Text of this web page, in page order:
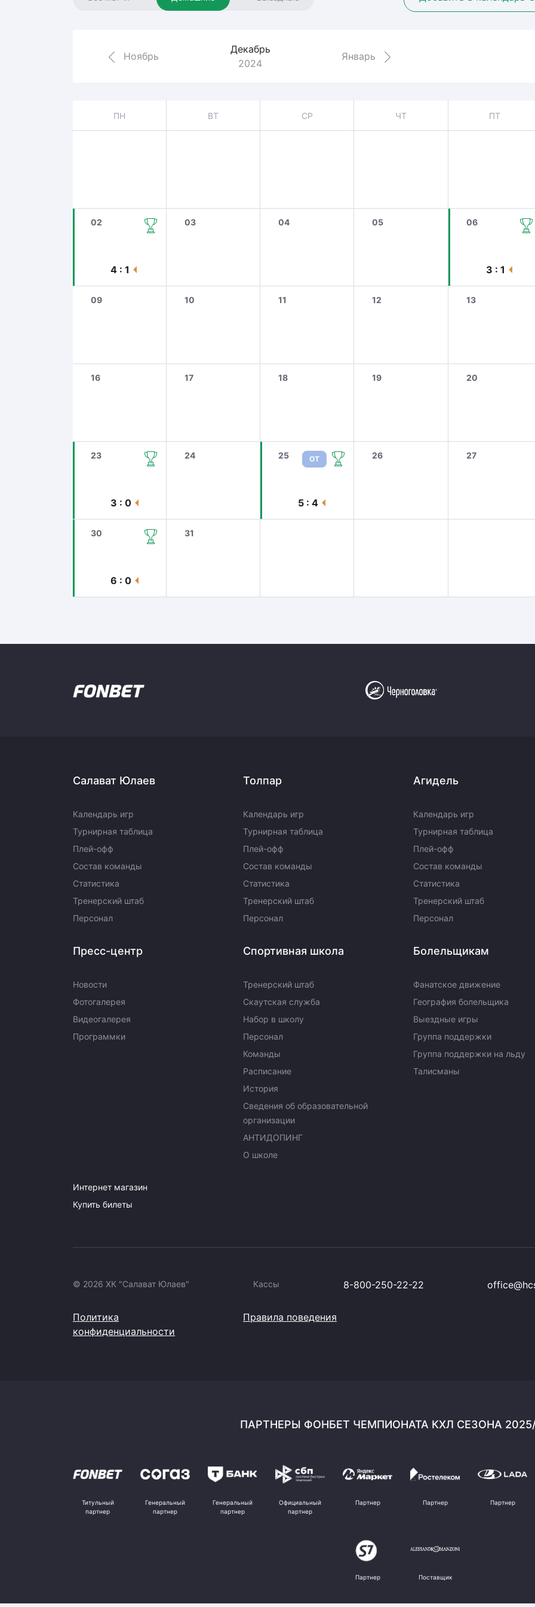
Локомотив
Ноябрь
Декабрь
2024
Январь
ПН ВТ СР ЧТ ПТ
02
4 : 1
03 04 05 06
3 : 1
09 10 11 12 13
16 17 18 19 20
23
3 : 0
24 25 ОТ
5 : 4
26 27
30
6 : 0
31
Салават Юлаев
Календарь игр
Турнирная таблица
Плей-офф
Состав команды
Статистика
Тренерский штаб
Персонал
Толпар
Календарь игр
Турнирная таблица
Плей-офф
Состав команды
Статистика
Тренерский штаб
Персонал
Агидель
Календарь игр
Турнирная таблица
Плей-офф
Состав команды
Статистика
Тренерский штаб
Персонал
Пресс-центр
Новости
Фотогалерея
Видеогалерея
Программки
Спортивная школа
Тренерский штаб
Скаутская служба
Набор в школу
Персонал
Команды
Расписание
История
Сведения об образовательной
организации
АНТИДОПИНГ
О школе
Болельщикам
Фанатское движение
География болельщика
Выездные игры
Группа поддержки
Группа поддержки на льду
Талисманы
Интернет магазин
Купить билеты
© 2026 ХК "Салават Юлаев" Кассы 8-800-250-22-22
Политика
конфиденциальности
Правила поведения
ПАРТНЕРЫ ФОНБЕТ ЧЕМПИОНАТА КХЛ СЕЗОНА
Титульный
партнер
Генеральный
партнер
Генеральный
партнер
Официальный
партнер
Партнер Партнер Партнер
Партнер Поставщик